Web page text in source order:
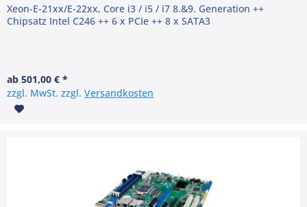
Xeon-E-21xx/E-22xx, Core i3 / i5 / i7 8.&9. Generation ++
Chipsatz Intel C246 ++ 6 x PCIe ++ 8 x SATA3
ab 501,00 € *
zzgl. MwSt. zzgl.Versandkosten